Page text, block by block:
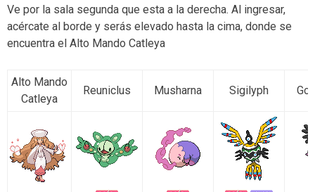
Ve por la sala segunda que esta a la derecha. Al ingresar,
acércate al borde y serás elevado hasta la cima, donde se
encuentra el Alto Mando Catleya
Alto Mando
Catleya
Reuniclus Musharna Sigilyph